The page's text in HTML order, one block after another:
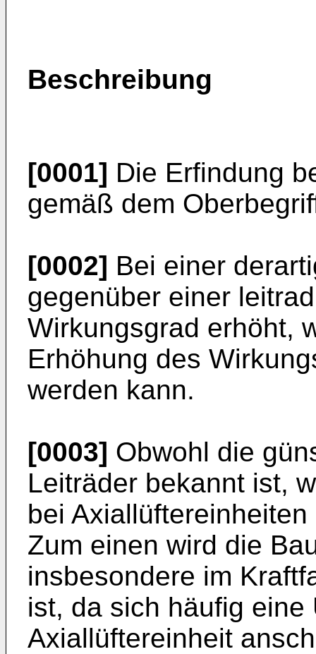
Beschreibung
[0001] Die Erfindung
gemäß dem
[0002] Bei einer
gegenüber einer
Wirkungsgrad erhöht,
Erhöhung des
werden kann.
[0003] Obwohl die
Leiträder bekannt ist,
bei
Zum einen wird die
insbesondere im
ist, da sich häufig eine
Axiallüftereinheit